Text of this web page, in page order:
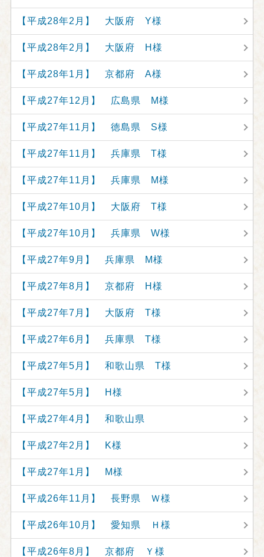
【平成28年2月】 大阪府 Y様
【平成28年2月】 大阪府 H様
【平成28年1月】 京都府 A様
【平成27年12月】 広島県 M様
【平成27年11月】 徳島県 S様
【平成27年11月】 兵庫県 T様
【平成27年11月】 兵庫県 M様
【平成27年10月】 大阪府 T様
【平成27年10月】 兵庫県 W様
【平成27年9月】 兵庫県 M様
【平成27年8月】 京都府 H様
【平成27年7月】 大阪府 T様
【平成27年6月】 兵庫県 T様
【平成27年5月】 和歌山県 T様
【平成27年5月】 H様
【平成27年4月】 和歌山県
【平成27年2月】 K様
【平成27年1月】 M様
【平成26年11月】 長野県 Ｗ様
【平成26年10月】 愛知県 Ｈ様
【平成26年8月】 京都府 Ｙ様